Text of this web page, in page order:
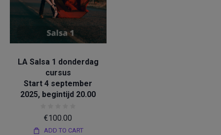
LA Salsa 1 donderdag
cursus
Start 4 september
2025, begintijd 20.00
ADD TO CART
€100.00